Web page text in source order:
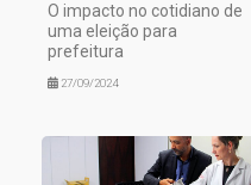
O impacto no cotidiano de
uma eleição para
prefeitura
27/09/2024